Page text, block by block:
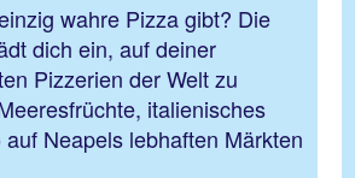
wahre Pizza gibt? Die
dich ein, auf deiner
Pizzerien der Welt zu
italienisches
Neapels lebhaften Märkten